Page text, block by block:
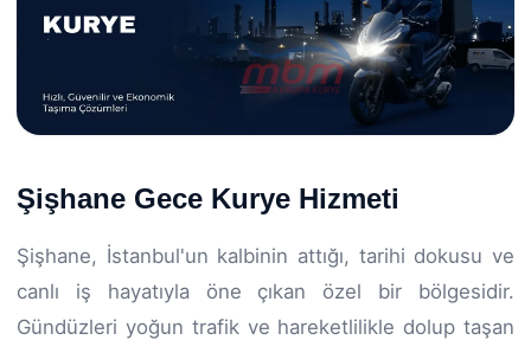
Şişhane Gece Kurye Hizmeti
Şişhane, İstanbul'un kalbinin attığı, tarihi dokusu ve
canlı iş hayatıyla öne çıkan özel bir bölgesidir.
Gündüzleri yoğun trafik ve hareketlilikle dolup taşan